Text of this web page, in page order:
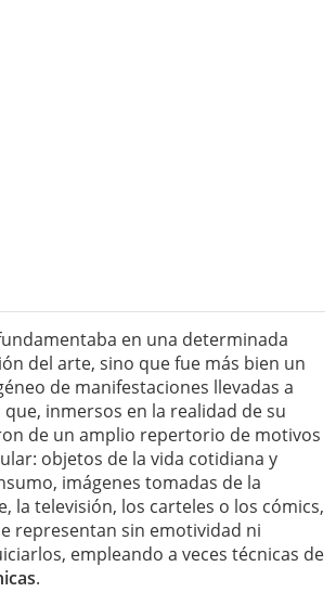
en una determinada
del arte, sino que fue más bien un
de manifestaciones llevadas a
inmersos en la realidad de su
de un amplio repertorio de motivos
objetos de la vida cotidiana y
imágenes tomadas de la
la televisión, los carteles o los cómics,
representan sin emotividad ni
empleando a veces técnicas de
.